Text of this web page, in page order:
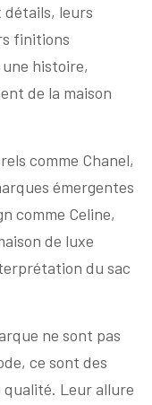
leurs
finitions
histoire,
de la maison
comme Chanel,
émergentes
comme Celine,
de luxe
du sac
ne sont pas
ce sont des
qualité. Leur allure